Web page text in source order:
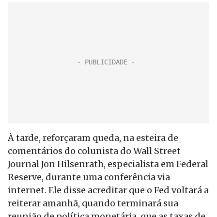
À tarde, reforçaram queda, na esteira de
comentários do colunista do Wall Street
Journal Jon Hilsenrath, especialista em Federal
Reserve, durante uma conferência via
internet. Ele disse acreditar que o Fed voltará a
reiterar amanhã, quando terminará sua